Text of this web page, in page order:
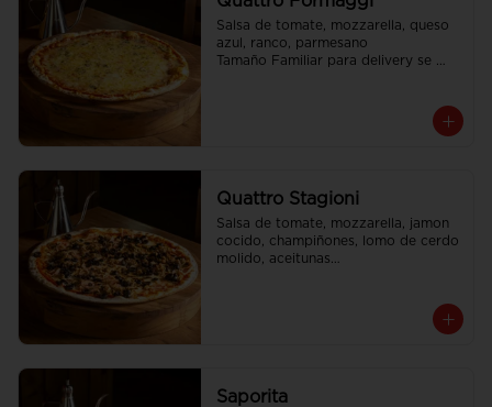
Salsa de tomate, mozzarella, queso
azul, ranco, parmesano
Tamaño Familiar para delivery se
Quattro Stagioni
Salsa de tomate, mozzarella, jamon
cocido, champiñones, lomo de cerdo
molido, aceitunas
Saporita